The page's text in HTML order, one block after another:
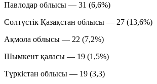
Павлодар облысы — 31 (6,6%)
Солтүстік Қазақстан облысы — 27 (13,6%)
Ақмола облысы — 22 (7,2%)
Шымкент қаласы — 19 (1,5%)
Түркістан облысы — 19 (3,3)